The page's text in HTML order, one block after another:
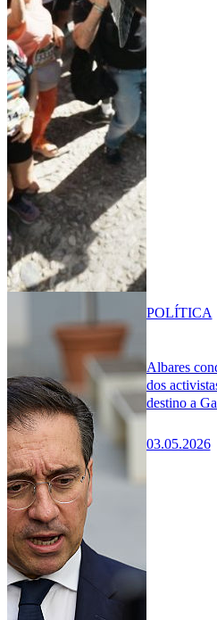
Albares
dos
destino a
03.05.2026
POLÍTICA